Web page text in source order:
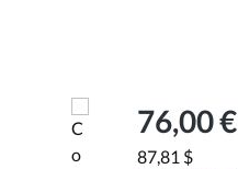
76,00
87,81 $